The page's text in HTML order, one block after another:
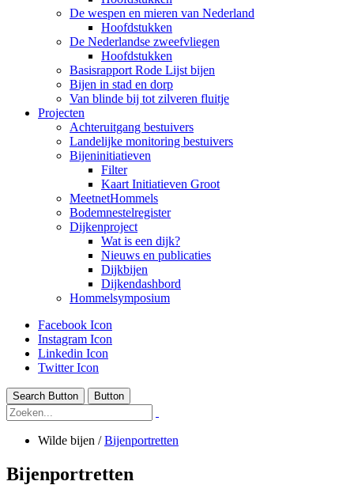
De wespen en mieren van Nederland
Hoofdstukken
De Nederlandse zweefvliegen
Hoofdstukken
Basisrapport Rode Lijst bijen
Bijen in stad en dorp
Van blinde bij tot zilveren fluitje
Projecten
Achteruitgang bestuivers
Landelijke monitoring bestuivers
Bijeninitiatieven
Filter
Kaart Initiatieven Groot
MeetnetHommels
Bodemnestelregister
Dijkenproject
Wat is een dijk?
Nieuws en publicaties
Dijkbijen
Dijkendashbord
Hommelsymposium
Facebook Icon
Instagram Icon
Linkedin Icon
Twitter Icon
Search Button Button
Wilde bijen /Bijenportretten
Bijenportretten